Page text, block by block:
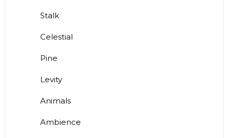
Stalk
Celestial
Pine
Levity
Animals
Ambience